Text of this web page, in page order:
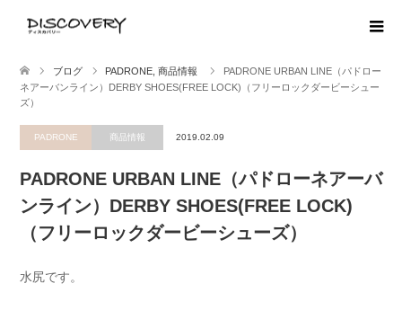
ブログ PADRONE 商品情報
PADRONE URBAN LINE（パドロー
ネアーバンライン）DERBY SHOES(FREE LOCK)（フリーロックダービーシュー
ズ）
PADRONE 商品情報 2019.02.09
PADRONE URBAN LINE（パドローネアーバ
ンライン）DERBY SHOES(FREE LOCK)
（フリーロックダービーシューズ）
水尻です。